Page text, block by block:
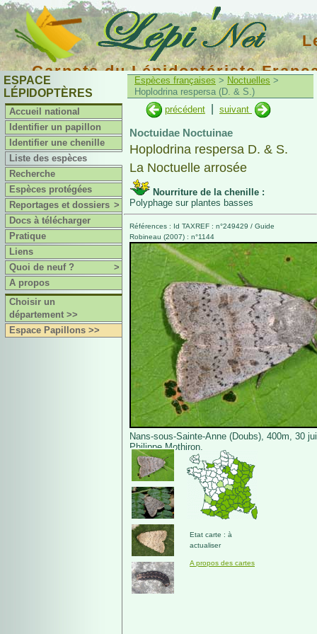
Carnets du Lépidoptériste
ESPACE
LÉPIDOPTÈRES
Accueil national
Identifier un papillon
Identifier une chenille
Liste des espèces
Recherche
Espèces protégées
Reportages et dossiers >
Docs à télécharger
Pratique
Liens
Quoi de neuf ?
>
A propos
Choisir un
département >>
Espace Papillons >>
Espèces françaises > Noctuelles >
Hoplodrina respersa (D. & S.)
précédent
suivant
Noctuidae Noctuinae
Hoplodrina respersa D. & S.
La Noctuelle arrosée
Nourriture de la chenille :
Polyphage sur plantes basses
Références : Id TAXREF : n°249429 / Guide
Robineau (2007) : n°1144
Nans-sous-Sainte-Anne (Doubs), 400m, 30
Philippe Mothiron.
Etat carte : à
actualiser
A propos des cartes